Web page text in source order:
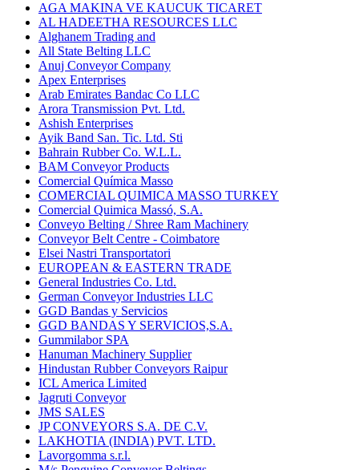
AGA MAKINA VE KAUCUK TICARET
AL HADEETHA RESOURCES LLC
Alghanem Trading and
All State Belting LLC
Anuj Conveyor Company
Apex Enterprises
Arab Emirates Bandac Co LLC
Arora Transmission Pvt. Ltd.
Ashish Enterprises
Ayik Band San. Tic. Ltd. Sti
Bahrain Rubber Co. W.L.L.
BAM Conveyor Products
Comercial Química Masso
COMERCIAL QUIMICA MASSO TURKEY
Comercial Quimica Massó, S.A.
Conveyo Belting / Shree Ram Machinery
Conveyor Belt Centre - Coimbatore
Elsei Nastri Transportatori
EUROPEAN & EASTERN TRADE
General Industries Co. Ltd.
German Conveyor Industries LLC
GGD Bandas y Servicios
GGD BANDAS Y SERVICIOS,S.A.
Gummilabor SPA
Hanuman Machinery Supplier
Hindustan Rubber Conveyors Raipur
ICL America Limited
Jagruti Conveyor
JMS SALES
JP CONVEYORS S.A. DE C.V.
LAKHOTIA (INDIA) PVT. LTD.
Lavorgomma s.r.l.